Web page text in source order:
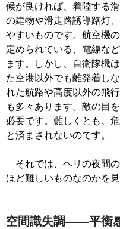
候が良ければ、着陸する
の建物や滑走路誘導路灯
やすいものです。航空機
定められている、電線な
ます。しかし、自衛隊機
た空港以外でも離発着し
れた航路や高度以外の飛
も多々あります。敵の目
必要です。難しくとも、
と済まされないのです。
それでは、ヘリの夜間
ほど難しいものなのかを
空間識失調――平衡